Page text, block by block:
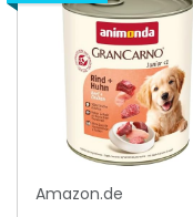
Amazon.de